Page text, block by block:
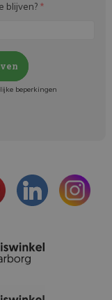
blijven? *
beperkingen